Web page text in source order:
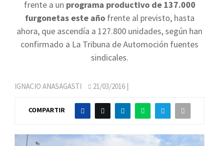
frente a un programa productivo de 137.000
furgonetas este añofrente al previsto, hasta
ahora, que ascendía a 127.800 unidades, según han
confirmado a La Tribuna de Automoción fuentes
sindicales.
IGNACIO ANASAGASTI 21/03/2016 |
COMPARTIR